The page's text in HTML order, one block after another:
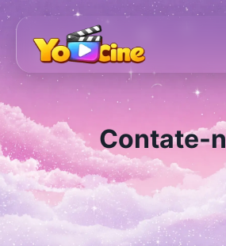
Pular
para
Conteúdo
Contate-